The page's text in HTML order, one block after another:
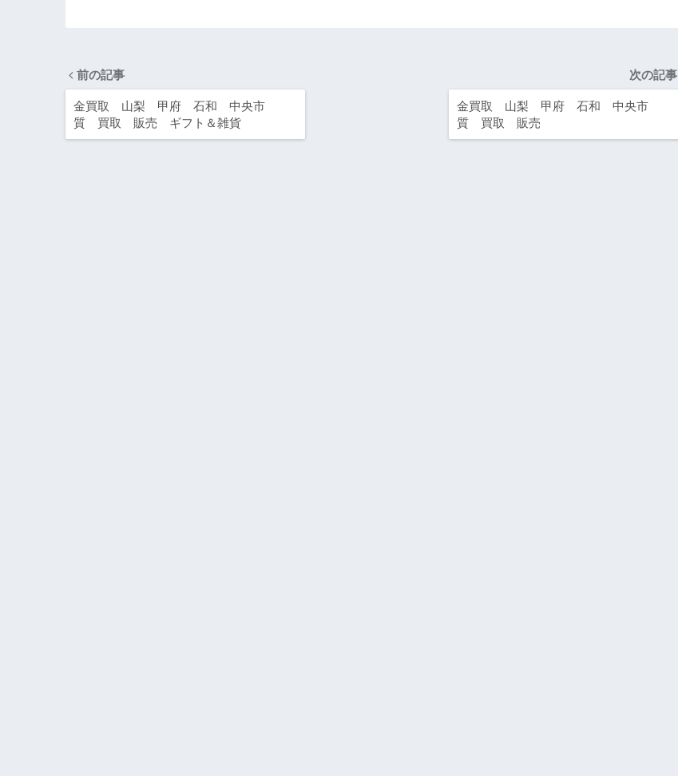
前の記事
金買取 山梨 甲府 石和 中央市
質 買取 販売 ギフト＆雑貨
次の記事
金買取 山梨 甲府 石和 中央市
質 買取 販売